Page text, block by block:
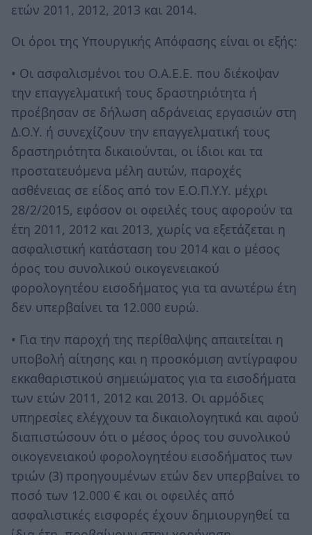
ετών 2011, 2012, 2013 και 2014.
Οι όροι της Υπουργικής Απόφασης είναι οι εξής:
• Οι ασφαλισμένοι του Ο.Α.Ε.Ε. που διέκοψαν
την επαγγελματική τους δραστηριότητα ή
προέβησαν σε δήλωση αδράνειας εργασιών στη
Δ.Ο.Υ. ή συνεχίζουν την επαγγελματική τους
δραστηριότητα δικαιούνται, οι ίδιοι και τα
προστατευόμενα μέλη αυτών, παροχές
ασθένειας σε είδος από τον Ε.Ο.Π.Υ.Υ. μέχρι
28/2/2015, εφόσον οι οφειλές τους αφορούν τα
έτη 2011, 2012 και 2013, χωρίς να εξετάζεται η
ασφαλιστική κατάσταση του 2014 και ο μέσος
όρος του συνολικού οικογενειακού
φορολογητέου εισοδήματος για τα ανωτέρω έτη
δεν υπερβαίνει τα 12.000 ευρώ.
• Για την παροχή της περίθαλψης απαιτείται η
υποβολή αίτησης και η προσκόμιση αντίγραφου
εκκαθαριστικού σημειώματος για τα εισοδήματα
των ετών 2011, 2012 και 2013. Οι αρμόδιες
υπηρεσίες ελέγχουν τα δικαιολογητικά και αφού
διαπιστώσουν ότι ο μέσος όρος του συνολικού
οικογενειακού φορολογητέου εισοδήματος των
τριών (3) προηγουμένων ετών δεν υπερβαίνει το
ποσό των 12.000 € και οι οφειλές από
ασφαλιστικές εισφορές έχουν δημιουργηθεί τα